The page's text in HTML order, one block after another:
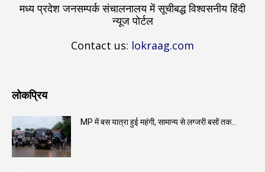
मध्य प्रदेश जनसम्पर्क संचालनालय में सूचीबद्ध विश्वसनीय हिंदी
न्यूज पोर्टल
Contact us: lokraag.com
लोकप्रिय
MP में बस यात्रा हुई महंगी, सामान्य से लग्जरी बसों तक...